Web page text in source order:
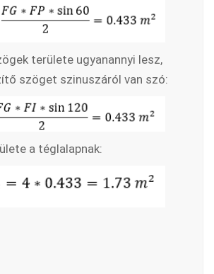
területe ugyanannyi lesz,
szöget szinuszáról van szó:
a téglalapnak: